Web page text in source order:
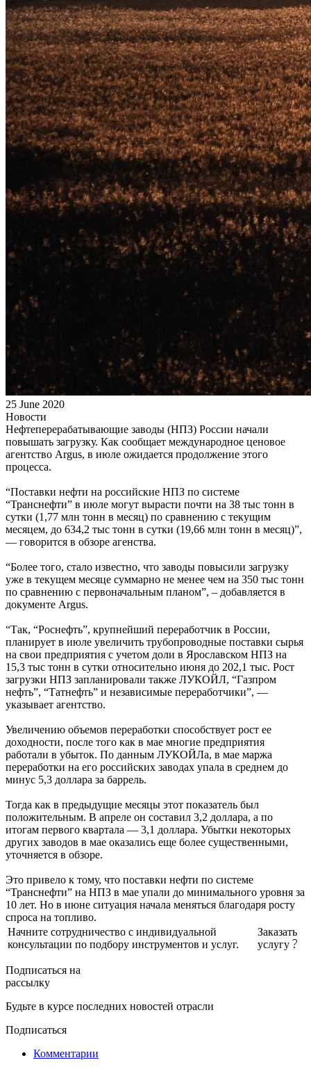
25 June 2020
Новости
Нефтеперерабатывающие заводы (НПЗ) России начали
повышать загрузку. Как сообщает международное ценовое
агентство Argus, в июле ожидается продолжение этого
процесса.
“Поставки нефти на российские НПЗ по системе
“Транснефти” в июле могут вырасти почти на 38 тыс тонн в
сутки (1,77 млн тонн в месяц) по сравнению с текущим
месяцем, до 634,2 тыс тонн в сутки (19,66 млн тонн в месяц)”,
— говорится в обзоре агенства.
“Более того, стало известно, что заводы повысили загрузку
уже в текущем месяце суммарно не менее чем на 350 тыс тонн
по сравнению с первоначальным планом”, – добавляется в
документе Argus.
“Так, “Роснефть”, крупнейший переработчик в России,
планирует в июле увеличить трубопроводные поставки сырья
на свои предприятия с учетом доли в Ярославском НПЗ на
15,3 тыс тонн в сутки относительно июня до 202,1 тыс. Рост
загрузки НПЗ запланировали также ЛУКОЙЛ, “Газпром
нефть”, “Татнефть” и независимые переработчики”, —
указывает агентство.
Увеличению объемов переработки способствует рост ее
доходности, после того как в мае многие предприятия
работали в убыток. По данным ЛУКОЙЛа, в мае маржа
переработки на его российских заводах упала в среднем до
минус 5,3 доллара за баррель.
Тогда как в предыдущие месяцы этот показатель был
положительным. В апреле он составил 3,2 доллара, а по
итогам первого квартала — 3,1 доллара. Убытки некоторых
других заводов в мае оказались еще более существенными,
уточняется в обзоре.
Это привело к тому, что поставки нефти по системе
“Транснефти” на НПЗ в мае упали до минимального уровня за
10 лет. Но в июне ситуация начала меняться благодаря росту
спроса на топливо.
Начните сотрудничество с индивидуальной
консультации по подбору инструментов и услуг.
Заказать
услугу
Подписаться на
рассылку
Будьте в курсе последних новостей отрасли
Подписаться
Комментарии